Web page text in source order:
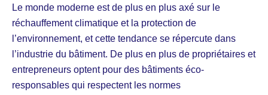
Le monde moderne est de plus en plus axé sur le
réchauffement climatique et la protection de
l’environnement, et cette tendance se répercute dans
l’industrie du bâtiment. De plus en plus de propriétaires et
entrepreneurs optent pour des bâtiments éco-
responsables qui respectent les normes